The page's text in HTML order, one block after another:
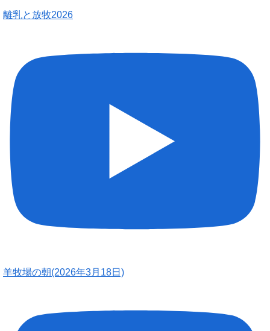
離乳と放牧2026
羊牧場の朝(2026年3月18日)